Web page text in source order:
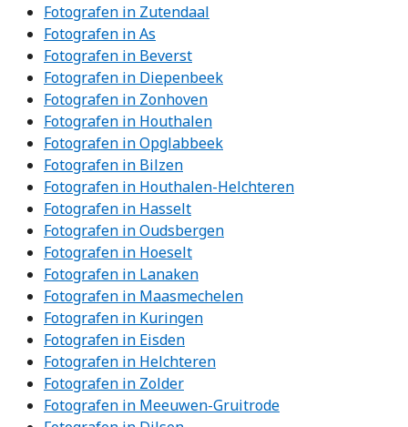
Fotografen in Zutendaal
Fotografen in As
Fotografen in Beverst
Fotografen in Diepenbeek
Fotografen in Zonhoven
Fotografen in Houthalen
Fotografen in Opglabbeek
Fotografen in Bilzen
Fotografen in Houthalen-Helchteren
Fotografen in Hasselt
Fotografen in Oudsbergen
Fotografen in Hoeselt
Fotografen in Lanaken
Fotografen in Maasmechelen
Fotografen in Kuringen
Fotografen in Eisden
Fotografen in Helchteren
Fotografen in Zolder
Fotografen in Meeuwen-Gruitrode